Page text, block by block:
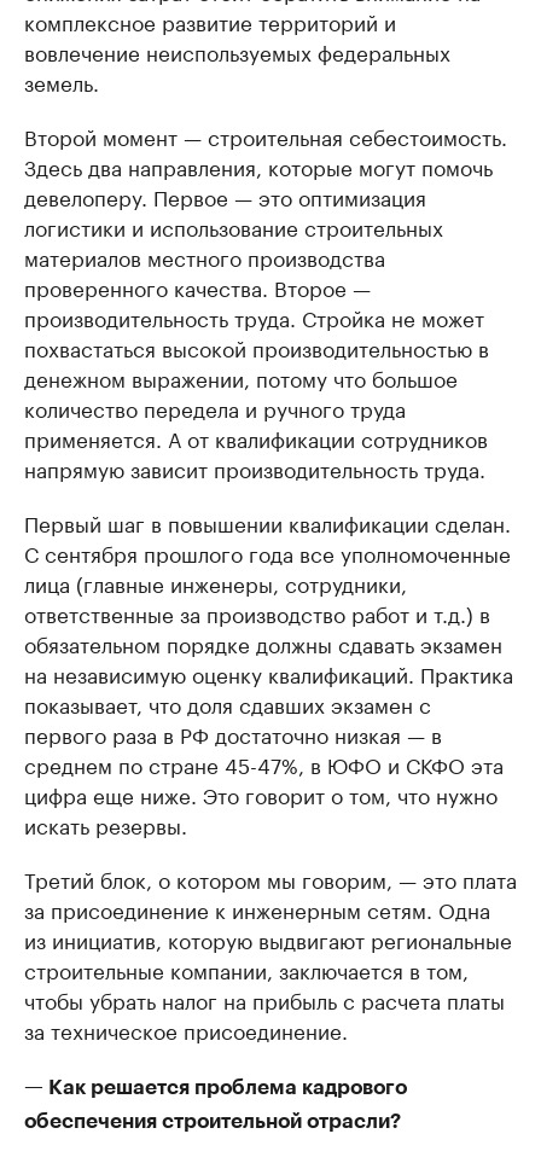
комплексное развитие территорий и
вовлечение неиспользуемых федеральных
земель.
Второй момент — строительная себестоимость.
Здесь два направления, которые могут помочь
девелоперу. Первое — это оптимизация
логистики и использование строительных
материалов местного производства
проверенного качества. Второе —
производительность труда. Стройка не может
похвастаться высокой производительностью в
денежном выражении, потому что большое
количество передела и ручного труда
применяется. А от квалификации сотрудников
напрямую зависит производительность труда.
Первый шаг в повышении квалификации сделан.
С сентября прошлого года все уполномоченные
лица (главные инженеры, сотрудники,
ответственные за производство работ и т.д.) в
обязательном порядке должны сдавать экзамен
на независимую оценку квалификаций. Практика
показывает, что доля сдавших экзамен с
первого раза в РФ достаточно низкая — в
среднем по стране 45-47%, в ЮФО и СКФО эта
цифра еще ниже. Это говорит о том, что нужно
искать резервы.
Третий блок, о котором мы говорим, — это плата
за присоединение к инженерным сетям. Одна
из инициатив, которую выдвигают региональные
строительные компании, заключается в том,
чтобы убрать налог на прибыль с расчета платы
за техническое присоединение.
— Как решается проблема кадрового
обеспечения строительной отрасли?